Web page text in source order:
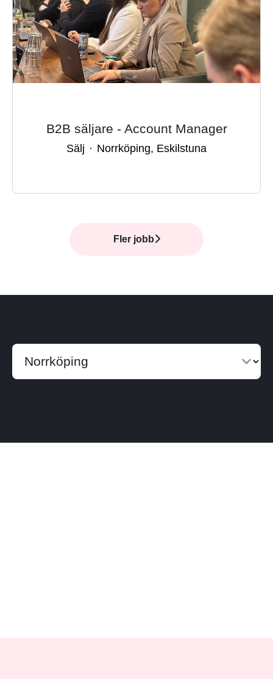
B2B säljare - Account Manager
Sälj · Norrköping, Eskilstuna
Fler jobb